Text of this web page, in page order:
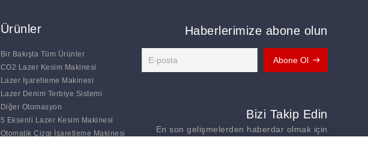
Ürünler
Bir Bakışta Tüm Ürünler
CO2 Lazer Kesim Makinesi
Lazer İşaretleme Makinesi
Lazer Denim Terbiye Sistemi
Diğer Otomasyon
5 Eksenli Lazer Kesim Makinesi
Otomatik Çizgi İşaretleme Makinesi
Haberlerimize abone olun
Bizi Takip Edin
En son gelişmelerden haberdar olmak için